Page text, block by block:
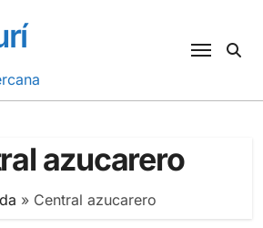
azucarero
» Central azucarero